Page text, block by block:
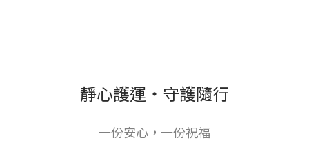
靜心護運・守護隨行
一份安心，一份祝福